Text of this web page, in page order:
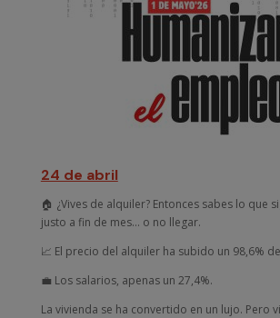
24 de abril
🏠 ¿Vives de alquiler? Entonces sabes lo que
justo a fin de mes… o no llegar.
📈 El precio del alquiler ha subido un 98,6%
💼 Los salarios, apenas un 27,4%.
La vivienda se ha convertido en un lujo. Pero